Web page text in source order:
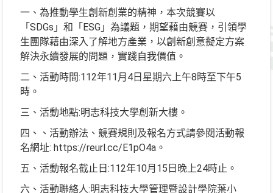
一、為推動學生創新創業的精神，本次競賽以
「SDGs」和「ESG」為議題，期望藉由競賽，引領學
生團隊藉由深入了解地方產業，以創新創意擬定方案
解決永續發展的問題，實踐自我價值。
二、活動時間:112年11月4日星期六上午8時至下午5
時。
三、活動地點:明志科技大學創新大樓。
四、、活動辦法、競賽規則及報名方式請參閱活動報
名網址: https://reurl.cc/E1pO4a。
五、活動報名截止日:112年10月15日晚上24時止。
六、活動聯絡人:明志科技大學管理暨設計學院葉小